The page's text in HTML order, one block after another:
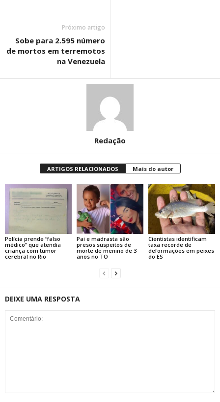
Próximo artigo
Sobe para 2.595 número
de mortos em terremotos
na Venezuela
Redação
ARTIGOS RELACIONADOS Mais do autor
Polícia prende “falso
médico” que atendia
criança com tumor
cerebral no Rio
Pai e madrasta são
presos suspeitos de
morte de menino de 3
anos no TO
Cientistas identificam
taxa recorde de
deformações em peixes
do ES
DEIXE UMA RESPOSTA